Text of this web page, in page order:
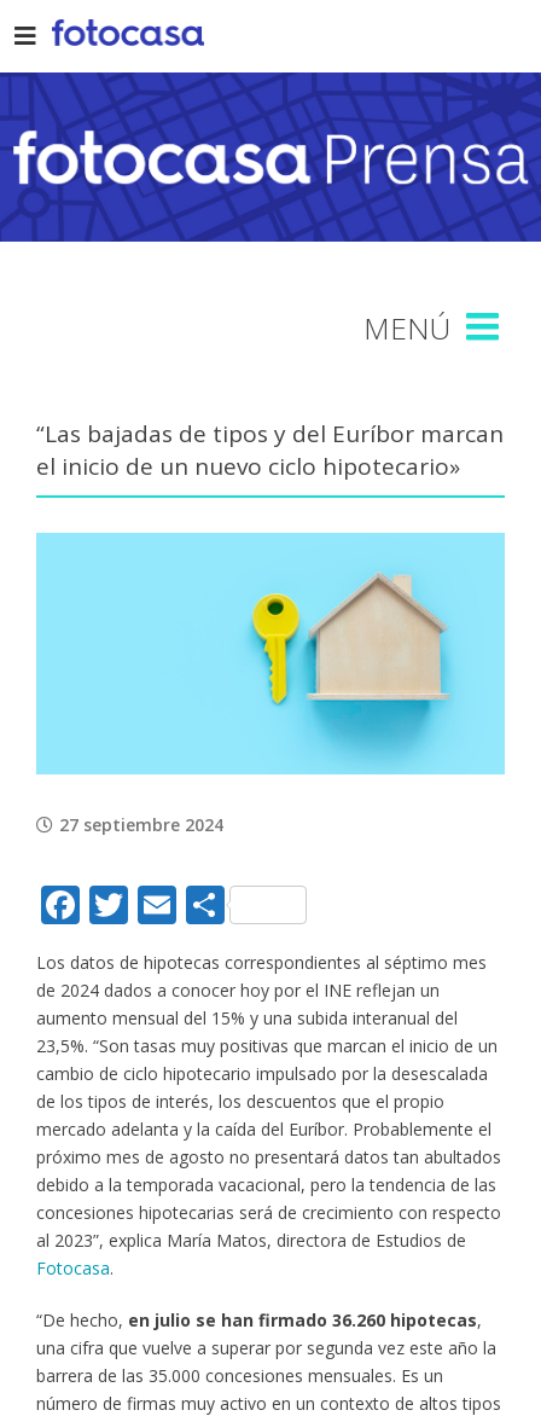
to
content
“Las bajadas de tipos y del Euríbor marcan
el inicio de un nuevo ciclo hipotecario»
27 septiembre 2024
Facebook
Twitter
EmailCompartir
Los datos de hipotecas correspondientes al séptimo mes
de 2024 dados a conocer hoy por el INE reflejan un
aumento mensual del 15% y una subida interanual del
23,5%. “Son tasas muy positivas que marcan el inicio de un
cambio de ciclo hipotecario impulsado por la desescalada
de los tipos de interés, los descuentos que el propio
mercado adelanta y la caída del Euríbor. Probablemente el
próximo mes de agosto no presentará datos tan abultados
debido a la temporada vacacional, pero la tendencia de las
concesiones hipotecarias será de crecimiento con respecto
al 2023”, explica María Matos, directora de Estudios de
Fotocasa.
“De hecho, en julio se han firmado 36.260 hipotecas,
una cifra que vuelve a superar por segunda vez este año la
barrera de las 35.000 concesiones mensuales. Es un
número de firmas muy activo en un contexto de altos tipos